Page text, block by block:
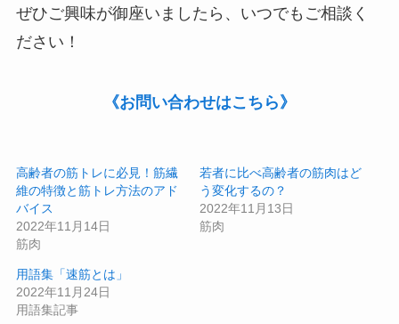
ぜひご興味が御座いましたら、いつでもご相談く
ださい！
《お問い合わせはこちら》
高齢者の筋トレに必見！筋繊
維の特徴と筋トレ方法のアド
バイス
2022年11月14日
筋肉
若者に比べ高齢者の筋肉はど
う変化するの？
2022年11月13日
筋肉
用語集「速筋とは」
2022年11月24日
用語集記事